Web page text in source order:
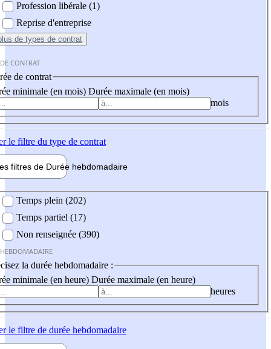
Profession libérale (1)
Reprise d'entreprise
de types de contrat
CONTRAT
de contrat
minimale (en mois) Durée maximale (en mois)
mois
le filtre du type de contrat
filtres de Durée hebdomadaire
Temps plein (202)
Temps partiel (17)
Non renseignée (390)
la durée hebdomadaire :
minimale (en heure) Durée maximale (en heure)
heures
le filtre de durée hebdomadaire